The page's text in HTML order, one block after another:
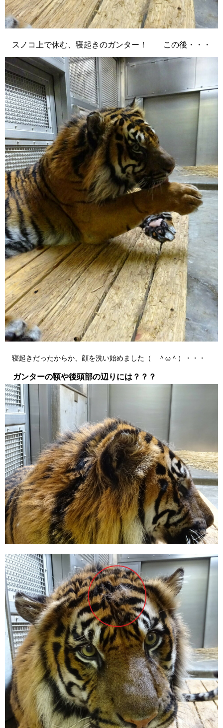
スノコ上で休む、寝起きのガンター！ この後・・・
寝起きだったからか、顔を洗い始めました（ ＾ω＾）・・・
ガンターの額や後頭部の辺りには？？？